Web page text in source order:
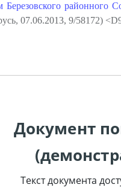
районного
07.06.2013, 9/58172)
Документ
Текст документа